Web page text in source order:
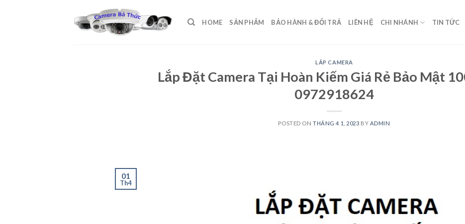
HOME SẢN PHẨM BẢO HÀNH & ĐỔI TRẢ LIÊN HỆ CHI NHÁNH TIN TỨC
LẮP CAMERA
Lắp Đặt Camera Tại Hoàn Kiếm Giá Rẻ Bảo Mật
0972918624
POSTED ONTHÁNG 4 1, 2023 BY ADMIN
01
Th4